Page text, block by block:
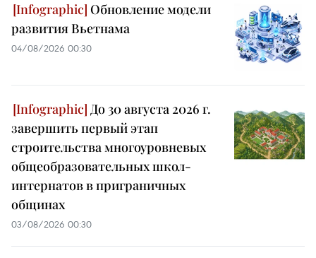
Обновление модели
развития Вьетнама
04/08/2026 00:30
До 30 августа 2026 г.
завершить первый этап
строительства многоуровневых
общеобразовательных школ-
интернатов в приграничных
общинах
03/08/2026 00:30